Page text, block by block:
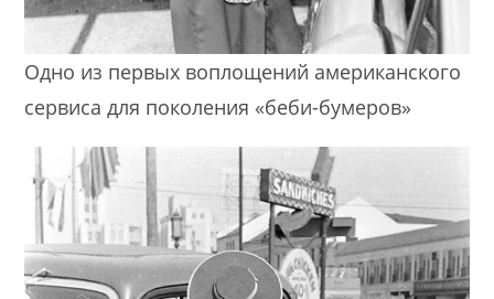
Одно из первых воплощений американского
сервиса для поколения «беби-бумеров»